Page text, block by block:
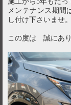
メンテナンス期
し付け下さいませ。
この度は 誠にあり